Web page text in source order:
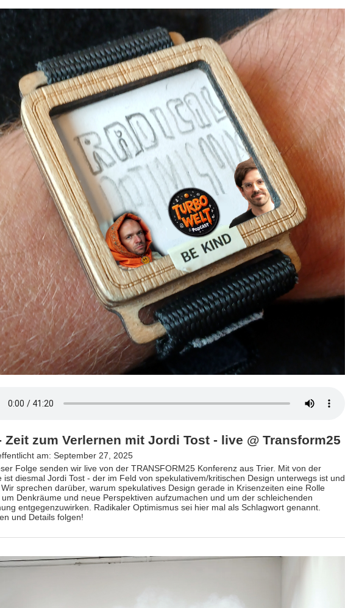
Zeit zum Verlernen mit Jordi Tost - live @ Transform25
am: September 27, 2025
Folge senden wir live von der TRANSFORM25 Konferenz aus Trier. Mit von der
ist diesmal Jordi Tost - der im Feld von spekulativem/kritischen Design unterwegs ist und
sprechen darüber, warum spekulatives Design gerade in Krisenzeiten eine Rolle
um Denkräume und neue Perspektiven aufzumachen und um der schleichenden
entgegenzuwirken. Radikaler Optimismus sei hier mal als Schlagwort genannt.
und Details folgen!